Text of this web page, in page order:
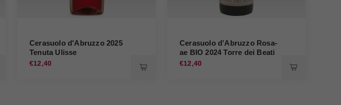
Cerasuolo d'Abruzzo 2025
Tenuta Ulisse
€12,40
Cerasuolo d'Abruzzo Rosa-
ae BIO 2024 Torre dei Beati
€12,40